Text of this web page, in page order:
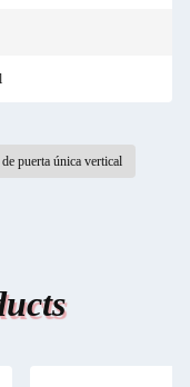
puerta única vertical